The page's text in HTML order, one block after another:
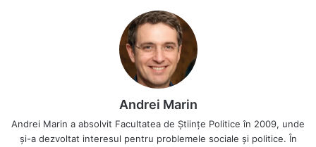
Andrei Marin
Andrei Marin a absolvit Facultatea de Științe Politice în 2009, unde
și-a dezvoltat interesul pentru problemele sociale și politice. În